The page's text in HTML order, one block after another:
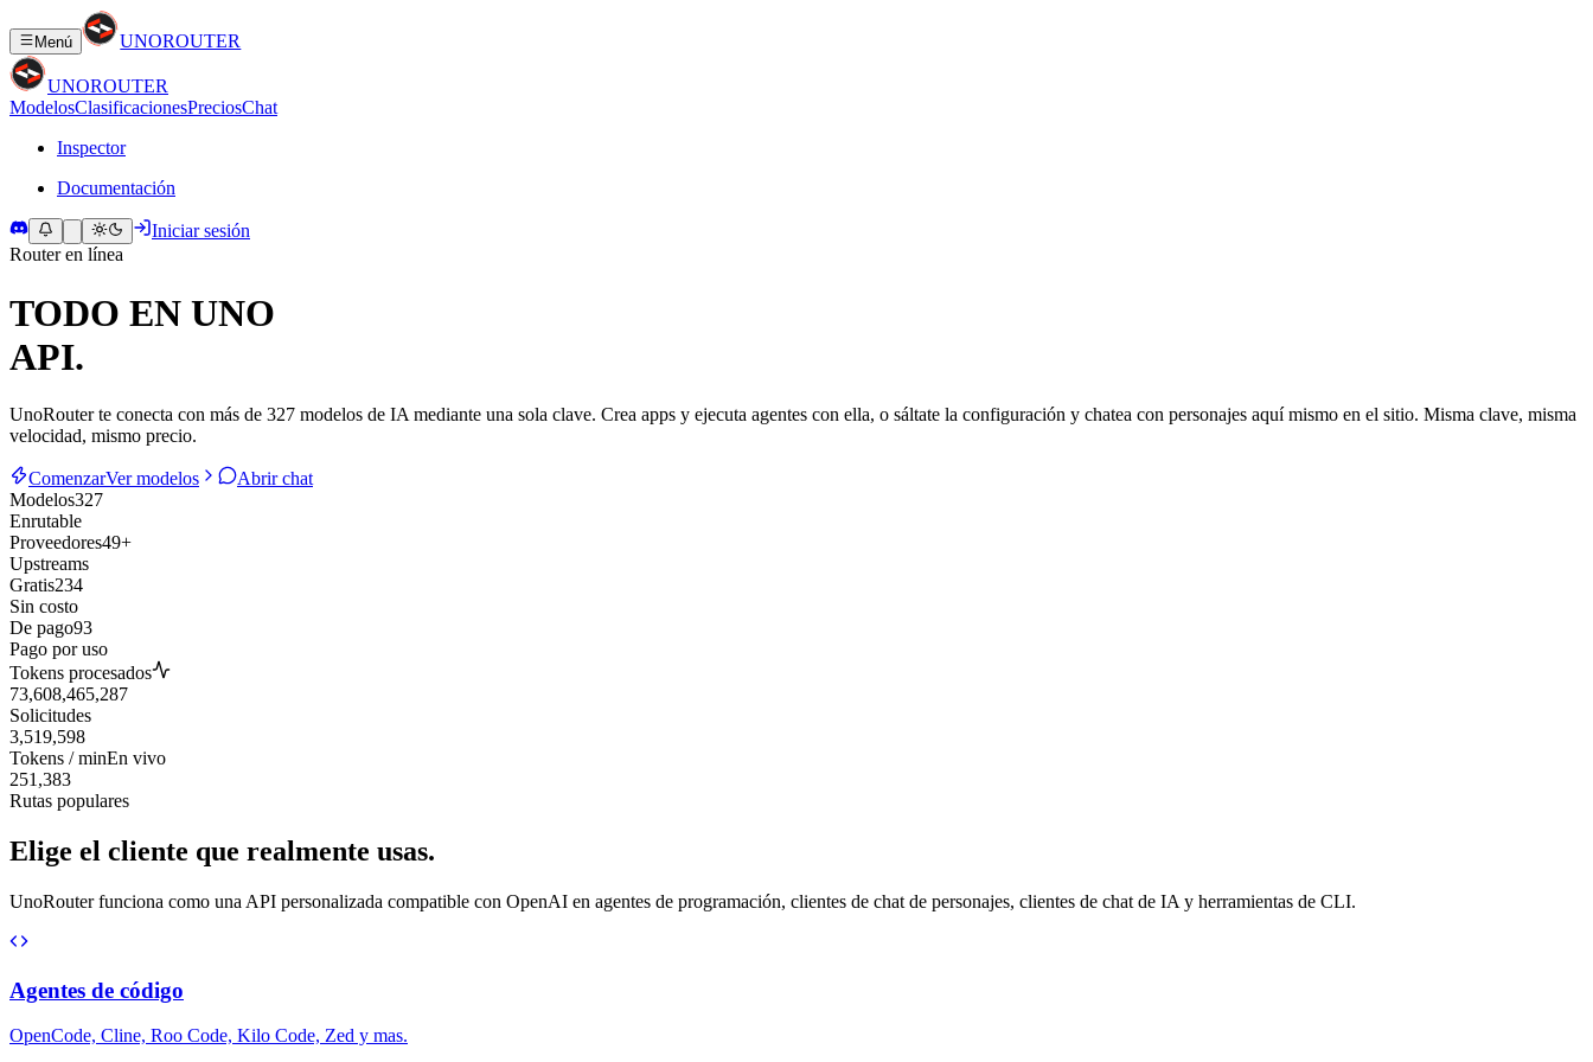
Menú UNOROUTER
UNOROUTER
ModelosClasificacionesPreciosChat
Inspector
Documentación
Iniciar sesión
Router en línea
TODO EN UNO
API.
UnoRouter te conecta con más de 327 modelos de IA mediante una sola clave. Crea apps y ejecuta agentes con ella, o sáltate la configuración y chatea con personajes aquí mismo en el sitio. Misma clave, misma
velocidad, mismo precio.
ComenzarVer modelos
Abrir chat
Modelos327
Enrutable
Proveedores49+
Upstreams
Gratis234
Sin costo
De pago93
Pago por uso
Tokens procesados
73,608,465,287
Solicitudes
3,519,598
Tokens / minEn vivo
251,383
Rutas populares
Elige el cliente que realmente usas.
UnoRouter funciona como una API personalizada compatible con OpenAI en agentes de programación, clientes de chat de personajes, clientes de chat de IA y herramientas de CLI.
Agentes de código
OpenCode, Cline, Roo Code, Kilo Code, Zed y mas.